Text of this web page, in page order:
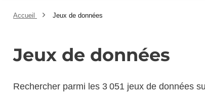
Accueil Jeux de données
Jeux de données
Rechercher parmi les 3 051 jeux de données